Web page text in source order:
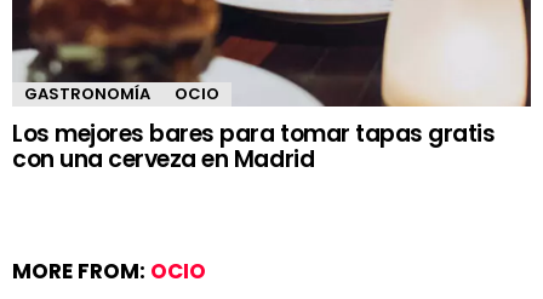
GASTRONOMÍA OCIO
Los mejores bares para tomar tapas gratis
con una cerveza en Madrid
MORE FROM: OCIO